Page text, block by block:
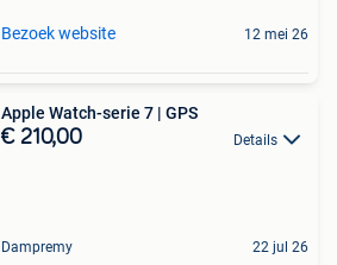
Bezoek website 12 mei 26
Apple Watch-serie 7 | GPS
€ 210,00 Details
Dampremy 22 jul 26